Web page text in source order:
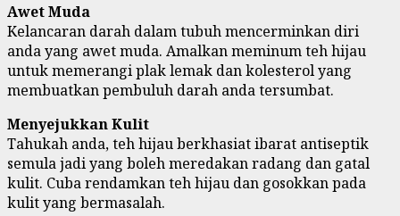
Awet Muda
Kelancaran darah dalam tubuh mencerminkan diri
anda yang awet muda. Amalkan meminum teh hijau
untuk memerangi plak lemak dan kolesterol yang
membuatkan pembuluh darah anda tersumbat.
Menyejukkan Kulit
Tahukah anda, teh hijau berkhasiat ibarat antiseptik
semula jadi yang boleh meredakan radang dan gatal
kulit. Cuba rendamkan teh hijau dan gosokkan pada
kulit yang bermasalah.